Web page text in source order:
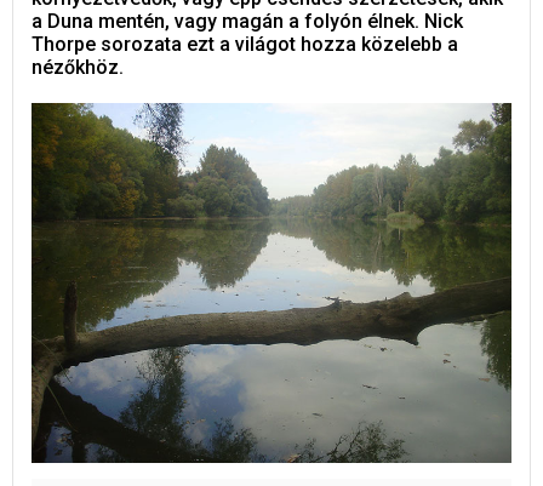
a Duna mentén, vagy magán a folyón élnek. Nick
Thorpe sorozata ezt a világot hozza közelebb a
nézőkhöz.